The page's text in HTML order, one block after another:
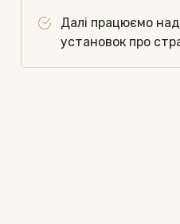
Далі працюємо
установок про